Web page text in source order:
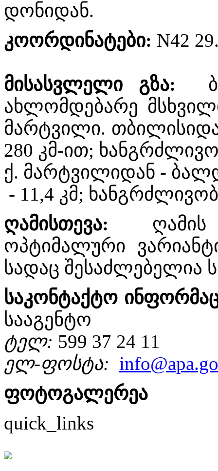
დონიდან.
კოორდინატები: N42
მისასვლელი გზა:
ახლომდებარე
მარტვილი.
280 კმ-ით;
ქ. მარტვილიდან -
- 11,4 კმ;
ღამისთევა: ღამის
ოპტიმალური
სადაც შესაძლებელია
საკონტაქტო
სააგენტო
ტელ: 599 37 24 11
ელ-ფოსტა:
ფოტოგალერეა
quick_links